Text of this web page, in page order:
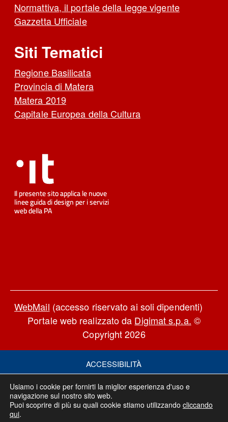
Normattiva, il portale della legge vigente
Gazzetta Ufficiale
Siti Tematici
Regione Basilicata
Provincia di Matera
Matera 2019
Capitale Europea della Cultura
WebMail (accesso riservato ai soli dipendenti)
Portale web realizzato da Digimat s.p.a. ©
Copyright 2026
Usiamo i cookie per fornirti la miglior esperienza d'uso e
navigazione sul nostro sito web.
Puoi scoprire di più su quali cookie stiamo utilizzando cliccando
qui.
ACCESSIBILITÀ
COOKIE POLICY
NOTE LEGALI